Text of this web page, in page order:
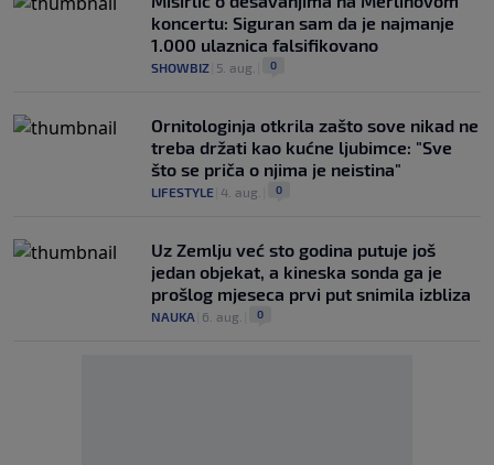
koncertu: Siguran sam da je najmanje
1.000 ulaznica falsifikovano
SHOWBIZ 5. aug. 0
Ornitologinja otkrila zašto sove nikad ne
treba držati kao kućne ljubimce: "Sve
što se priča o njima je neistina"
LIFESTYLE 4. aug. 0
Uz Zemlju već sto godina putuje još
jedan objekat, a kineska sonda ga je
prošlog mjeseca prvi put snimila izbliza
NAUKA 6. aug. 0